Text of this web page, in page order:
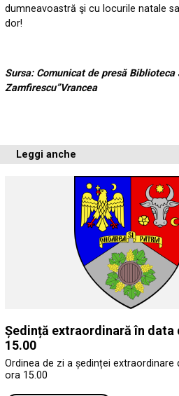
dumneavoastră şi cu locurile natale
dor!
Sursa: Comunicat de presă Biblioteca
Zamfirescu”Vrancea
Leggi anche
Ședință extraordinară în data
15.00
Ordinea de zi a ședinței extraordinare
ora 15.00